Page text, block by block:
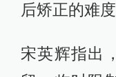
后矫正的难
宋英辉指出